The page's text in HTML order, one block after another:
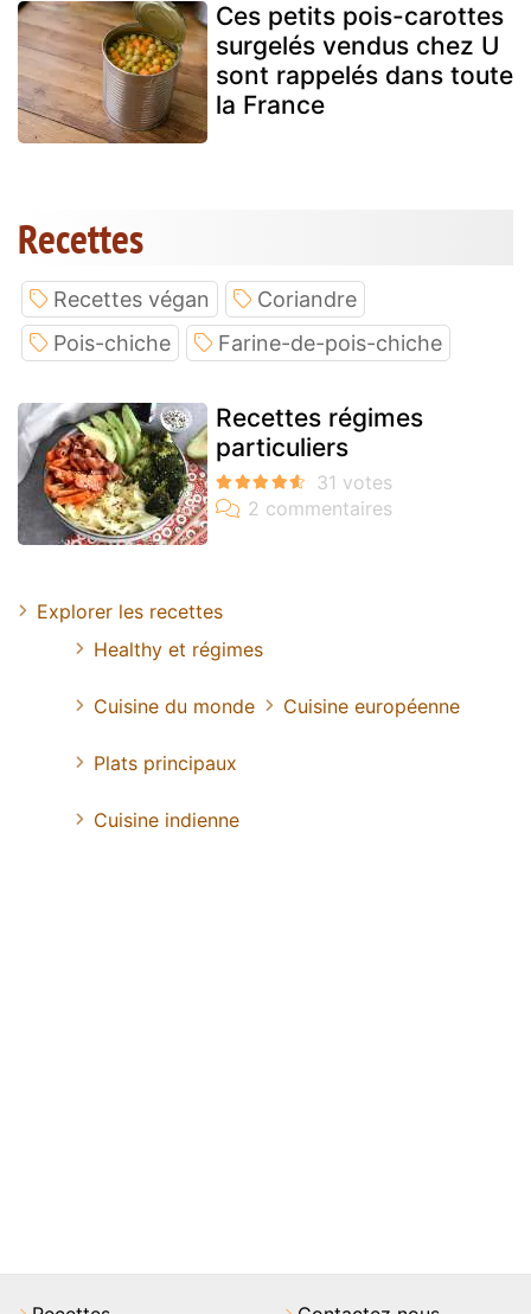
Ces petits pois-carottes
surgelés vendus chez U
sont rappelés dans toute
la France
Recettes
Recettes végan
Coriandre
Pois-chiche
Farine-de-pois-chiche
Recettes régimes
particuliers
Explorer les recettes
Healthy et régimes
Cuisine du monde Cuisine européenne
Plats principaux
Cuisine indienne